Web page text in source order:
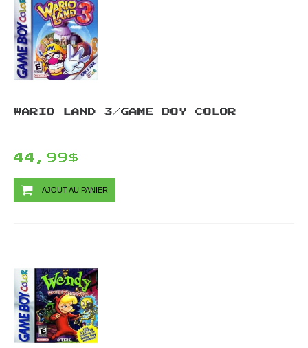
WARIO LAND 3/GAME BOY COLOR
44,99$
AJOUT AU PANIER